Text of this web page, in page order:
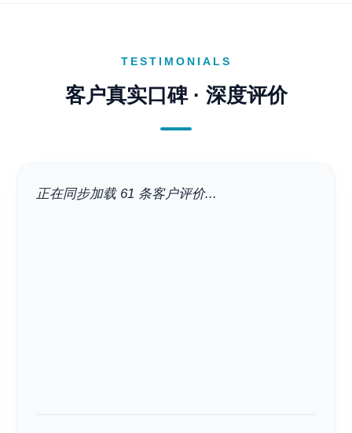
TESTIMONIALS
客户真实口碑 · 深度评价
正在同步加载 61 条客户评价...